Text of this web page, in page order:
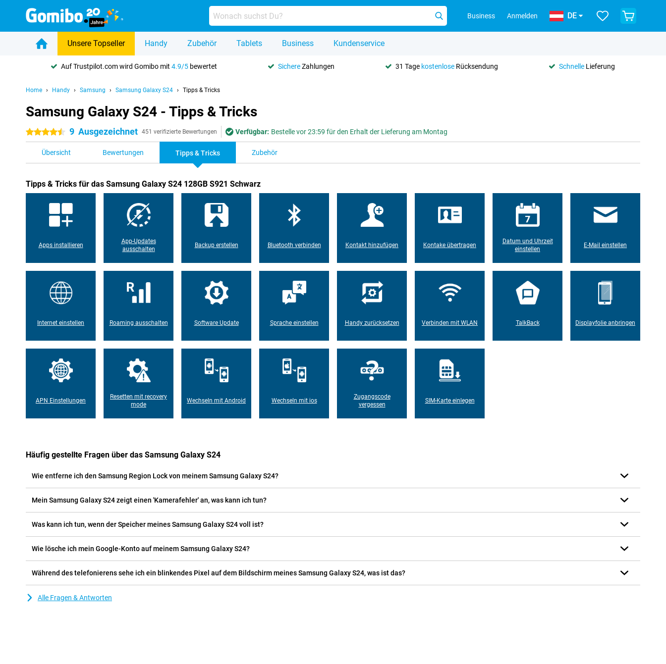
Business Anmelden DE
Unsere Topseller Handy Zubehör Tablets Business Kundenservice
Auf Trustpilot.com wird Gomibo mit4.9/5 bewertet SichereZahlungen 31 Tage kostenloseRücksendung SchnelleLieferung
Home Handy Samsung Samsung Galaxy S24 Tipps & Tricks
Samsung Galaxy S24 - Tipps & Tricks
4.5 Sterne 9 Ausgezeichnet 451 verifizierte Bewertungen Verfügbar: Bestelle vor 23:59 für den Erhalt der Lieferung am Montag
Übersicht Bewertungen Tipps & Tricks Zubehör
Tipps & Tricks für das Samsung Galaxy S24 128GB S921 Schwarz
Apps installieren
App-Updates
ausschalten
Backup erstellen Bluetooth verbinden Kontakt hinzufügen Kontake übertragen
Datum und Uhrzeit
einstellen
E-Mail einstellen
Internet einstellen Roaming ausschalten Software Update Sprache einstellen Handy zurücksetzen Verbinden mit WLAN TalkBack Displayfolie anbringen
APN Einstellungen
Resetten mit recovery
mode
Wechseln mit Android Wechseln mit ios
Zugangscode
vergessen
SIM-Karte einlegen
Häufig gestellte Fragen über das Samsung Galaxy S24
Wie entferne ich den Samsung Region Lock von meinem Samsung Galaxy S24?
Mein Samsung Galaxy S24 zeigt einen 'Kamerafehler' an, was kann ich tun?
Was kann ich tun, wenn der Speicher meines Samsung Galaxy S24 voll ist?
Wie lösche ich mein Google-Konto auf meinem Samsung Galaxy S24?
Während des telefonierens sehe ich ein blinkendes Pixel auf dem Bildschirm meines Samsung Galaxy S24, was ist das?
Alle Fragen & Antworten